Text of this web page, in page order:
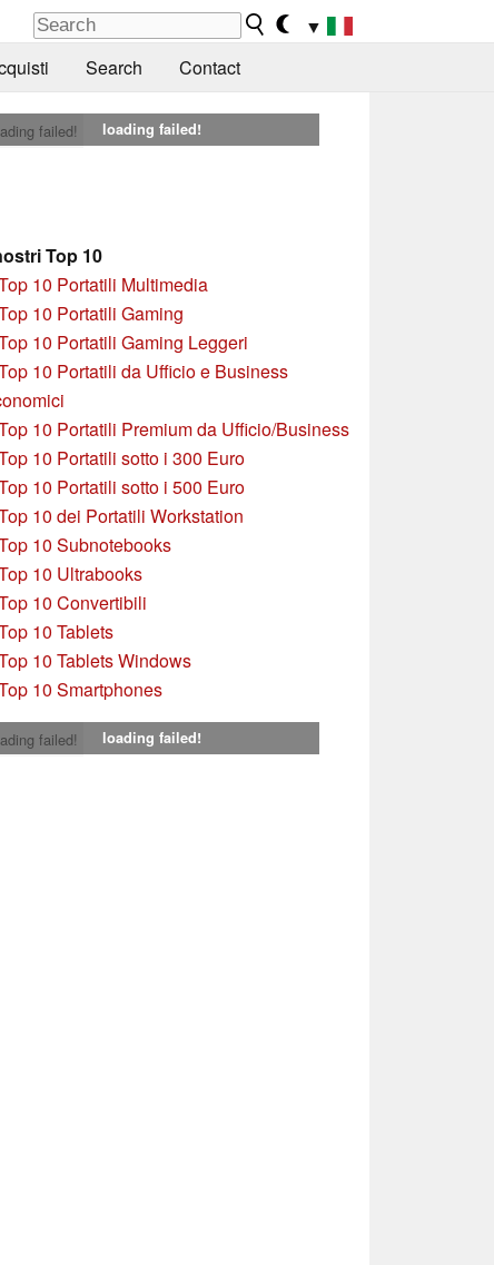
▼
Search Contact
failed! loading failed!
Top 10
10 Portatili Multimedia
10 Portatili Gaming
10 Portatili Gaming Leggeri
10 Portatili da Ufficio e Business
10 Portatili Premium da Ufficio/Business
op 10 Portatili sotto i 300 Euro
10 Portatili sotto i 500 Euro
10 dei Portatili Workstation
10 Subnotebooks
10 Ultrabooks
10 Convertibili
10 Tablets
10 Tablets Windows
10 Smartphones
failed! loading failed!